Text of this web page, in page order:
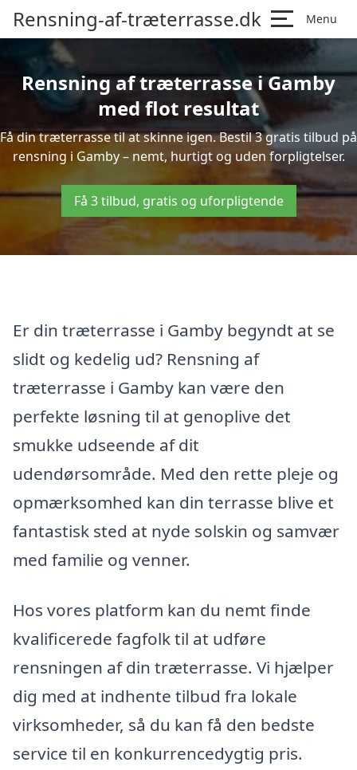
Rensning-af-træterrasse.dk Menu
Rensning af træterrasse i Gamby
med flot resultat
Få din træterrasse til at skinne igen. Bestil 3 gratis tilbud på
rensning i Gamby – nemt, hurtigt og uden forpligtelser.
Få 3 tilbud, gratis og uforpligtende
Er din træterrasse i Gamby begyndt at se
slidt og kedelig ud? Rensning af
træterrasse i Gamby kan være den
perfekte løsning til at genoplive det
smukke udseende af dit
udendørsområde. Med den rette pleje og
opmærksomhed kan din terrasse blive et
fantastisk sted at nyde solskin og samvær
med familie og venner.
Hos vores platform kan du nemt finde
kvalificerede fagfolk til at udføre
rensningen af din træterrasse. Vi hjælper
dig med at indhente tilbud fra lokale
virksomheder, så du kan få den bedste
service til en konkurrencedygtig pris.